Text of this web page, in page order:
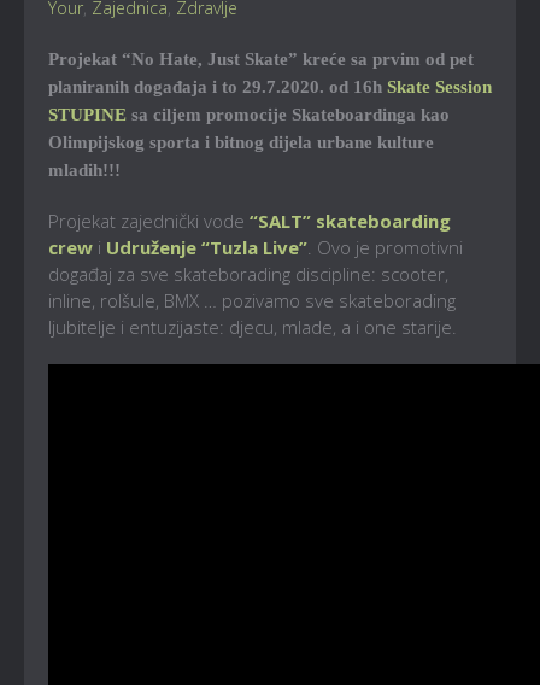
Your Zajednica Zdravlje
Projekat “No Hate, Just Skate” kreće sa prvim od pet
planiranih događaja i to 29.7.2020. od 16h Skate Session
STUPINE sa ciljem promocije Skateboardinga kao
Olimpijskog sporta i bitnog dijela urbane kulture
mladih!!!
Projekat zajednički vode “SALT” skateboarding
crew i Udruženje “Tuzla Live” . Ovo je promotivni
događaj za sve skateborading discipline: scooter,
inline, rolšule, BMX … pozivamo sve skateborading
ljubitelje i entuzijaste: djecu, mlade, a i one starije.